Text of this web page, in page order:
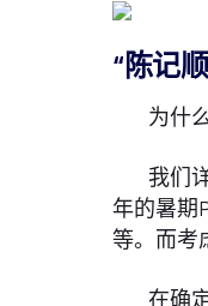
“陈记
为什
我们
年的暑期
等。而考
在确